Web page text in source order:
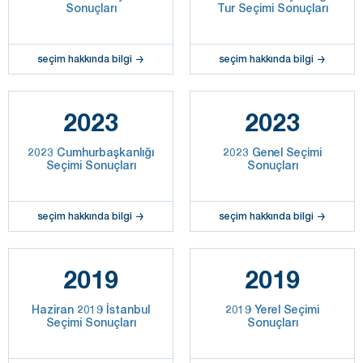
Sonuçları
seçim hakkında bilgi
Tur Seçimi Sonuçları
seçim hakkında bilgi
2023
2023 Cumhurbaşkanlığı
Seçimi Sonuçları
seçim hakkında bilgi
2023
2023 Genel Seçimi
Sonuçları
seçim hakkında bilgi
2019
Haziran 2019 İstanbul
Seçimi Sonuçları
2019
2019 Yerel Seçimi
Sonuçları